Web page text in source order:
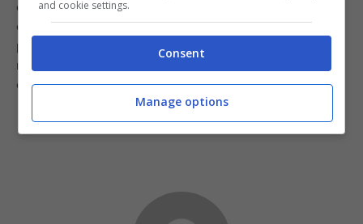
quando è ancora nella Moka, in modo da equilibrare la
densità, perché il caffè uscito alla fine è sicuramente
più acquoso di quello fuoriuscito inizialmente. Provate a
mettere in pratica questi trucchi e farete un caffè
eccezionale, garantito!
and cookie settings.
Consent
Manage options